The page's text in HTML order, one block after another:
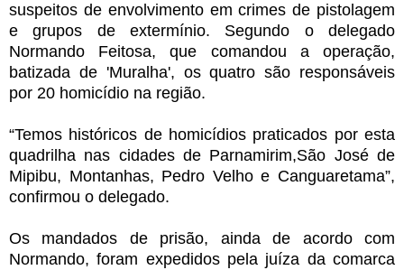
suspeitos de envolvimento em crimes de pistolagem
e grupos de extermínio. Segundo o delegado
Normando Feitosa, que comandou a operação,
batizada de 'Muralha', os quatro são responsáveis
por 20 homicídio na região.
“Temos históricos de homicídios praticados por esta
quadrilha nas cidades de Parnamirim,São José de
Mipibu, Montanhas, Pedro Velho e Canguaretama”,
confirmou o delegado.
Os mandados de prisão, ainda de acordo com
Normando, foram expedidos pela juíza da comarca